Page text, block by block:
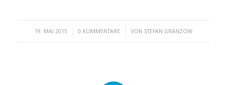
19. MAI 2015
/ 0 KOMMENTARE
/ VON STEFAN GRANZOW